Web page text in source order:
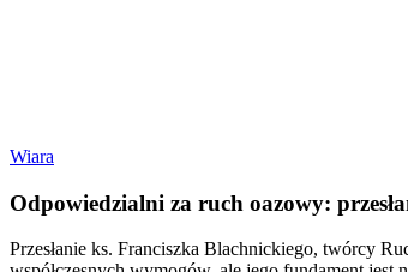
Wiara
Odpowiedzialni za ruch oazowy:
Przesłanie ks. Franciszka Blachnickiego, twórcy